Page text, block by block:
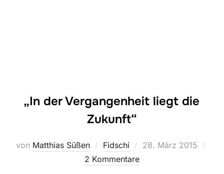
„In der Vergangenheit liegt die
Zukunft“
von Matthias Süßen Fidschi
Veröffentlicht
28. März 2015
2 Kommentare